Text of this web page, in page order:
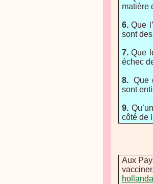
matière
6. Que
sont
7. Que
échec
8.
Que
sont
9.
côté de
Aux